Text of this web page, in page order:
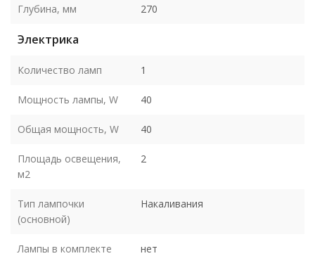
Глубина, мм 270
Электрика
Количество ламп 1
Мощность лампы, W 40
Общая мощность, W 40
Площадь освещения,
м2
2
Тип лампочки
(основной)
Накаливания
Лампы в комплекте нет